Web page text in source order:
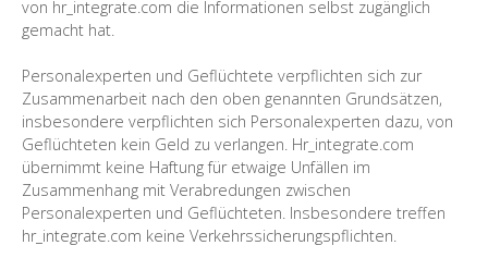
von hr_integrate.com die Informationen selbst zugänglich
gemacht hat.
Personalexperten und Geflüchtete verpflichten sich zur
Zusammenarbeit nach den oben genannten Grundsätzen,
insbesondere verpflichten sich Personalexperten dazu, von
Geflüchteten kein Geld zu verlangen. Hr_integrate.com
übernimmt keine Haftung für etwaige Unfällen im
Zusammenhang mit Verabredungen zwischen
Personalexperten und Geflüchteten. Insbesondere treffen
hr_integrate.com keine Verkehrssicherungspflichten.